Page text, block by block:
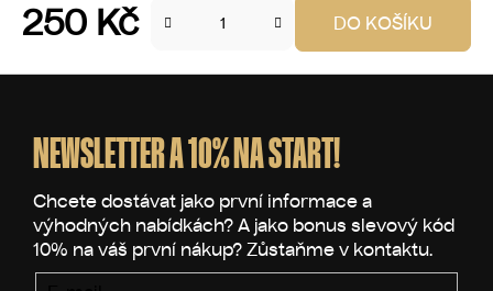
250 Kč DO KOŠÍKU
NEWSLETTER A 10% NA START!